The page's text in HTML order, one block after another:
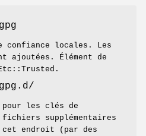
confiance locales. Les
ajoutées. Élément de
pour les clés de
supplémentaires
cet endroit (par des